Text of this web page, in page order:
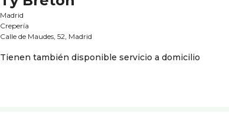
Madrid
Creperí­a
Calle de Maudes, 52, Madrid
Tienen también disponible servicio a domicilio